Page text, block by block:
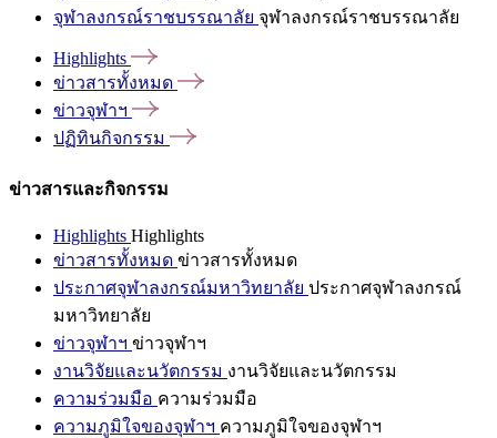
จุฬาลงกรณ์ราชบรรณาลัย จุฬาลงกรณ์ราชบรรณาลัย
Highlights
ข่าวสารทั้งหมด
ข่าวจุฬาฯ
ปฏิทินกิจกรรม
ข่าวสารและกิจกรรม
Highlights Highlights
ข่าวสารทั้งหมด ข่าวสารทั้งหมด
ประกาศจุฬาลงกรณ์มหาวิทยาลัย ประกาศจุฬาลงกรณ์
มหาวิทยาลัย
ข่าวจุฬาฯ ข่าวจุฬาฯ
งานวิจัยและนวัตกรรม งานวิจัยและนวัตกรรม
ความร่วมมือ ความร่วมมือ
ความภูมิใจของจุฬาฯ ความภูมิใจของจุฬาฯ